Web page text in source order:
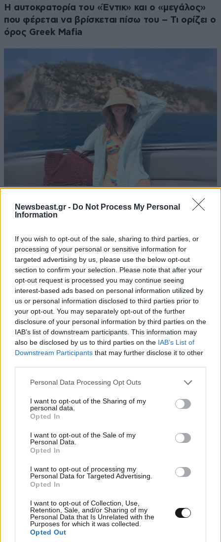
Newsbeast.gr - Do Not Process My Personal
Information
If you wish to opt-out of the sale, sharing to third parties, or
processing of your personal or sensitive information for
targeted advertising by us, please use the below opt-out
section to confirm your selection. Please note that after your
opt-out request is processed you may continue seeing
interest-based ads based on personal information utilized by
us or personal information disclosed to third parties prior to
your opt-out. You may separately opt-out of the further
disclosure of your personal information by third parties on the
IAB’s list of downstream participants. This information may
also be disclosed by us to third parties on the IAB’s List of
Downstream Participants that may further disclose it to other
Please note that this website/app uses one or more Google
not limited to your visit or usage behaviour. You may click to
grant or deny consent to Google and its third-party tags to
use your data for below specified purposes in below Google
consent section.
Personal Data Processing Opt Outs
I want to opt-out of the Sharing of my
personal data.
Opted In
I want to opt-out of the Sale of my
Personal Data.
Opted In
I want to opt-out of processing my
Personal Data for Targeted Advertising.
Opted In
I want to opt-out of Collection, Use,
Retention, Sale, and/or Sharing of my
Personal Data that Is Unrelated with the
Purposes for which it was collected.
Opted Out
Η αυτοκρατορία του «Έντικ» και ο «μεγάλος»
που φέρεται να βρίσκεται πίσω του – Τι ορίζει ο
όρος Greek Mafia
Αμαλία Κωστοπούλου: Γαμήλιο ταξίδι με τον
Τζέικ Μέντγουελ στην Ιταλία – Island hopping
ΕΛΛΑΔΑ2 ω. πριν
Παρέμβαση της Αρχής Πολιτικής Αεροπορίας
Σαρακήνικο της Μήλου – Τι προβλέπει ο νόμος